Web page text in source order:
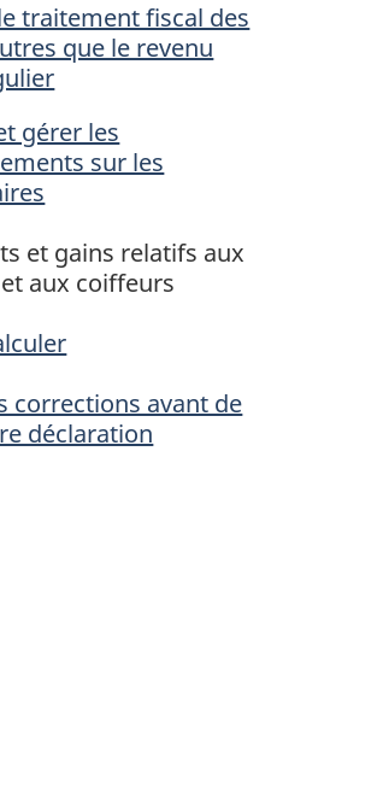
traitement fiscal des
que le revenu
gérer les
sur les
et gains relatifs aux
aux coiffeurs
corrections avant de
déclaration